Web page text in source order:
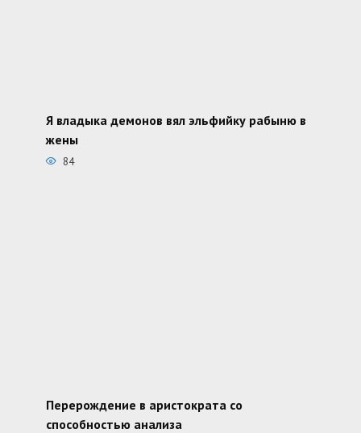
Я владыка демонов вял эльфийку рабыню в
жены
84
Перерождение в аристократа со
способностью анализа